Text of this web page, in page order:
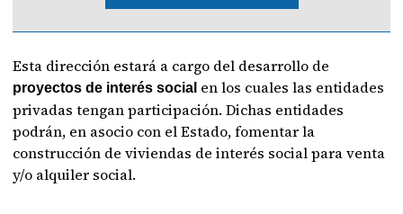
Esta dirección estará a cargo del desarrollo de
proyectos de interés social en los cuales las entidades
privadas tengan participación. Dichas entidades
podrán, en asocio con el Estado, fomentar la
construcción de viviendas de interés social para venta
y/o alquiler social.